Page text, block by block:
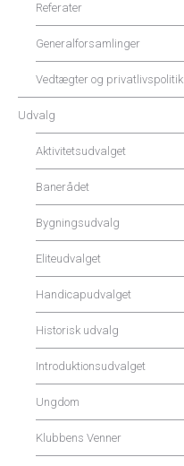
Referater
Generalforsamlinger
Vedtægter og privatlivspolitik
Udvalg
Aktivitetsudvalget
Banerådet
Bygningsudvalg
Eliteudvalget
Handicapudvalget
Historisk udvalg
Introduktionsudvalget
Ungdom
Klubbens Venner